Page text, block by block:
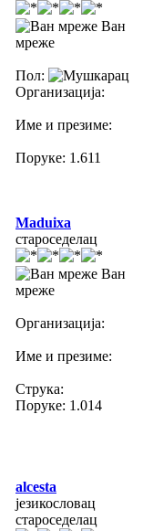
Ван
мреже
Пол:
Организација:
Име и презиме:
Поруке: 1.611
Maduixa
староседелац
Ван
мреже
Организација:
Име и презиме:
Струка:
Поруке: 1.014
alcesta
језикословац
староседелац